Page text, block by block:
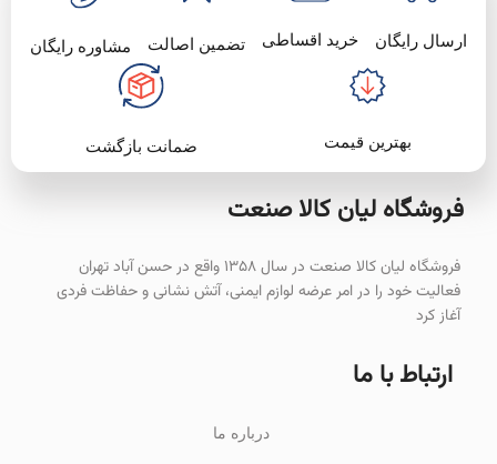
ارسال رایگان خرید اقساطی تضمین اصالت مشاوره رایگان
بهترین قیمت ضمانت بازگشت
فروشگاه لیان‌ کالا صنعت
فروشگاه لیان کالا صنعت در سال ۱۳۵۸ واقع در حسن آباد تهران
فعالیت خود را در امر عرضه لوازم ایمنی، آتش نشانی و حفاظت فردی
آغاز کرد
ارتباط با ما
درباره ما